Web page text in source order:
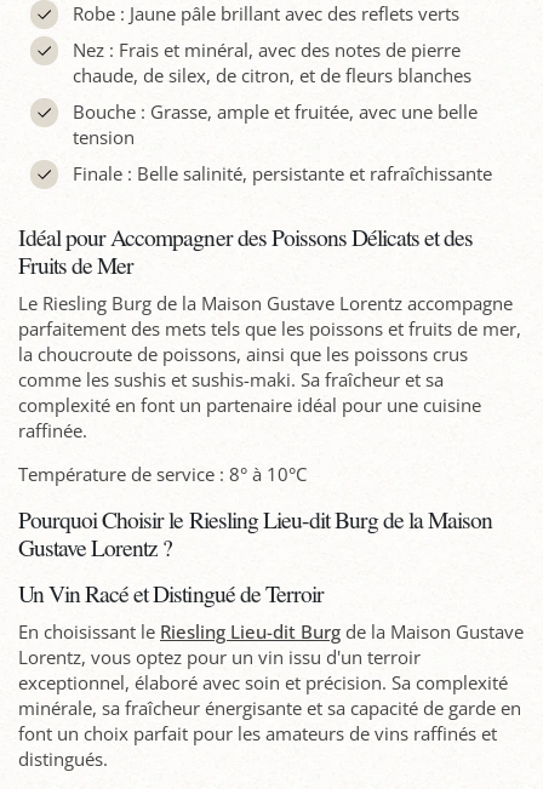
Robe : Jaune pâle brillant avec des reflets verts
Nez : Frais et minéral, avec des notes de pierre
chaude, de silex, de citron, et de fleurs blanches
Bouche : Grasse, ample et fruitée, avec une belle
tension
Finale : Belle salinité, persistante et rafraîchissante
Idéal pour Accompagner des Poissons Délicats et des
Fruits de Mer
Le Riesling Burg de la Maison Gustave Lorentz accompagne
parfaitement des mets tels que les poissons et fruits de mer,
la choucroute de poissons, ainsi que les poissons crus
comme les sushis et sushis-maki. Sa fraîcheur et sa
complexité en font un partenaire idéal pour une cuisine
raffinée.
Température de service : 8° à 10°C
Pourquoi Choisir le Riesling Lieu-dit Burg de la Maison
Gustave Lorentz ?
Un Vin Racé et Distingué de Terroir
En choisissant le Riesling Lieu-dit Burg de la Maison Gustave
Lorentz, vous optez pour un vin issu d'un terroir
exceptionnel, élaboré avec soin et précision. Sa complexité
minérale, sa fraîcheur énergisante et sa capacité de garde en
font un choix parfait pour les amateurs de vins raffinés et
distingués.